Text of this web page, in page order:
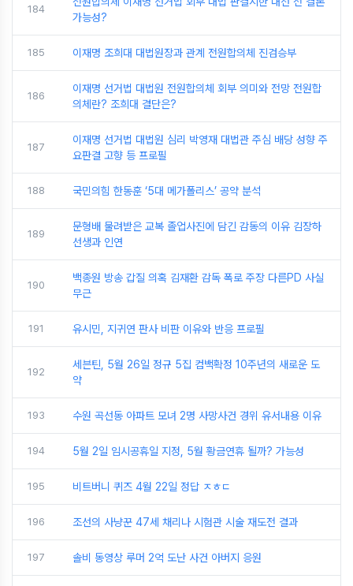
184
가능성?
185 이재명 조희대 대법원장과 관계 전원합의체 진검승부
186
이재명 선거법 대법원 전원합의체 회부 의미와 전망 전원합
의체란? 조희대 결단은?
187
이재명 선거법 대법원 심리 박영재 대법관 주심 배당 성향 주
요판결 고향 등 프로필
188 국민의힘 한동훈 ‘5대 메가폴리스’ 공약 분석
189
문형배 물려받은 교복 졸업사진에 담긴 감동의 이유 김장하
선생과 인연
190
백종원 방송 갑질 의혹 김재환 감독 폭로 주장 다른PD 사실
무근
191 유시민, 지귀연 판사 비판 이유와 반응 프로필
192
세븐틴, 5월 26일 정규 5집 컴백확정 10주년의 새로운 도
약
193 수원 곡선동 아파트 모녀 2명 사망사건 경위 유서내용 이유
194 5월 2일 임시공휴일 지정, 5월 황금연휴 될까? 가능성
195 비트버니 퀴즈 4월 22일 정답 ㅈㅎㄷ
196 조선의 사냥꾼 47세 채리나 시험관 시술 재도전 결과
197 솔비 동영상 루머 2억 도난 사건 아버지 응원